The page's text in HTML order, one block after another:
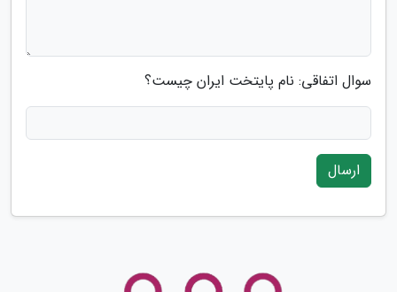
سوال اتفاقی: نام پایتخت ایران چیست؟
ارسال